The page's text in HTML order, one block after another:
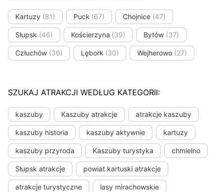
Kartuzy (81) Puck (67) Chojnice (47)
Słupsk (46) Kościerzyna (39) Bytów (37)
Człuchów (36) Lębork (30) Wejherowo (27)
SZUKAJ ATRAKCJI WEDŁUG KATEGORII:
kaszuby Kaszuby atrakcje atrakcje kaszuby
kaszuby historia kaszuby aktywnie kartuzy
kaszuby przyroda Kaszuby turystyka chmielno
Słupsk atrakcje powiat kartuski atrakcje
atrakcje turystyczne lasy mirachowskie